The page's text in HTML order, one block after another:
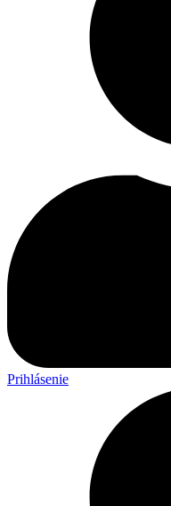
Prihlásenie